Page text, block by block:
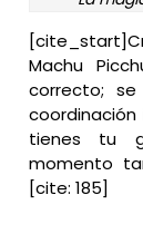
Machu
correcto;
tienes tu
momento
[cite: 185]